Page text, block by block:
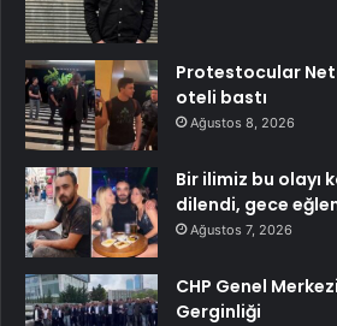
Protestocular
oteli bastı
Ağustos 8, 2026
Bir ilimiz bu olayı
dilendi, gece
Ağustos 7, 2026
CHP Genel
Gerginliği